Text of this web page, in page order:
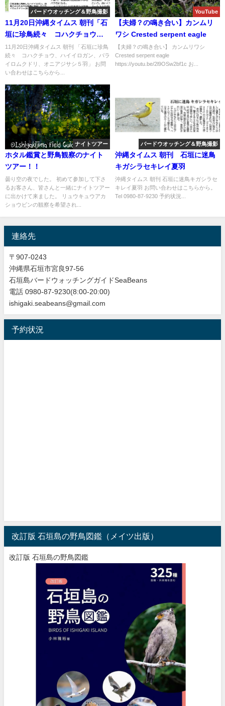
バードウオッチング＆野鳥撮影
11月20日沖縄タイムス 朝刊「石
垣に珍鳥続々 コハクチョウ、
ハイイロガン、バライロムクド
リ」
11月20日沖縄タイムス 朝刊 「石垣に珍鳥
続々 コハクチョウ、ハイイロガン、バラ
イロムクドリ、オニアジサシ５羽」 お問
い合わせはこちらから...
YouTube
【夫婦？の鳴き合い】カンムリ
ワシ Crested serpent eagle
【夫婦？の鳴き合い】 カンムリワシ
Crested serpent eagle
https://youtu.be/2l9OSw2bf1c お...
ナイトツアー
ホタル鑑賞と野鳥観察のナイト
ツアー！！
曇り空の夜でした。 初めて参加して下さ
るお客さん、皆さんと一緒にナイトツアー
に出かけて来ました。 リュウキュウアカ
ショウビンの観察を希望され...
バードウオッチング＆野鳥撮影
沖縄タイムス 朝刊 石垣に迷鳥
キガシラセキレイ夏羽
沖縄タイムス 朝刊 石垣に迷鳥キガシラセ
キレイ夏羽 お問い合わせはこちらから。
Tel 0980-87-9230 予約状況...
連絡先
〒907-0243
沖縄県石垣市宮良97-56
石垣島バードウォッチングガイドSeaBeans
電話 0980-87-9230(8:00-20:00)
ishigaki.seabeans@gmail.com
予約状況
改訂版 石垣島の野鳥図鑑（メイツ出版）
改訂版 石垣島の野鳥図鑑